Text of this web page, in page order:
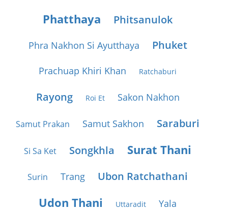
Phatthaya Phitsanulok
Phra Nakhon Si Ayutthaya Phuket
Prachuap Khiri Khan Ratchaburi
Rayong Roi Et Sakon Nakhon
Samut Prakan Samut Sakhon Saraburi
Si Sa Ket Songkhla Surat Thani
Surin Trang Ubon Ratchathani
Udon Thani Uttaradit Yala